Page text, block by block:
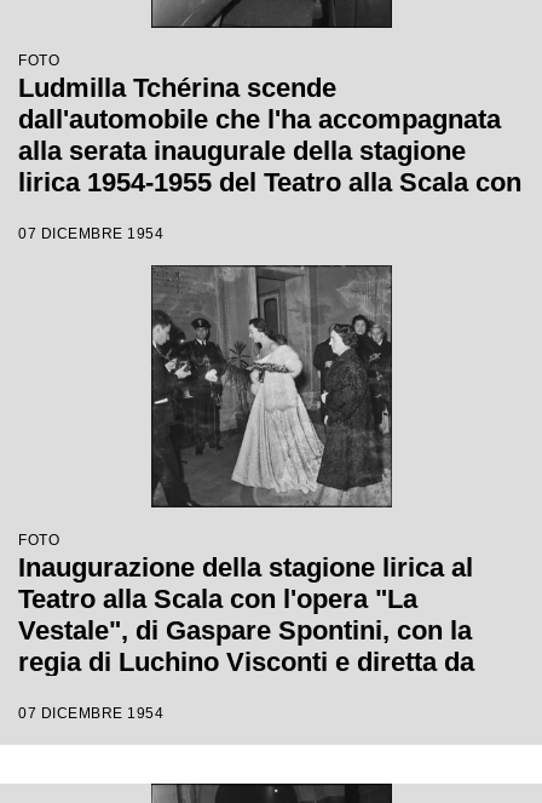
FOTO
Ludmilla Tchérina scende
dall'automobile che l'ha accompagnata
alla serata inaugurale della stagione
lirica 1954-1955 del Teatro alla Scala con
Spontini, diretta da Antonino Votto, con
la regia di Luchino Visconti
07 DICEMBRE 1954
FOTO
Inaugurazione della stagione lirica al
Teatro alla Scala con l'opera "La
Vestale", di Gaspare Spontini, con la
regia di Luchino Visconti e diretta da
07 DICEMBRE 1954